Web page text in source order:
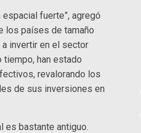
fuerte”, agregó
los países de tamaño
invertir en el sector
han estado
revalorando los
de sus inversiones en
es bastante antiguo.